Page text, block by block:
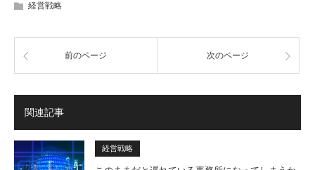
経営戦略
前のページ 次のページ
関連記事
経営戦略